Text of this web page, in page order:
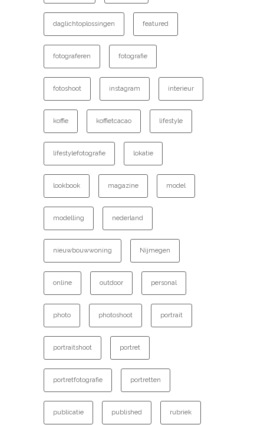
daglichtoplossingen featured
fotograferen fotografie
fotoshoot instagram interieur
koffie koffietcacao lifestyle
lifestylefotografie lokatie
lookbook magazine model
modelling nederland
nieuwbouwwoning Nijmegen
online outdoor personal
photo photoshoot portrait
portraitshoot portret
portretfotografie portretten
publicatie published rubriek